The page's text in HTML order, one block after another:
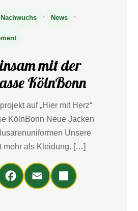
, News ,
mit der
KölnBonn
auf „Hier mit Herz“
KölnBonn Neue Jacken
Unsere
mehr als Kleidung. […]
Fa
ce
Em
ail
Teil
en